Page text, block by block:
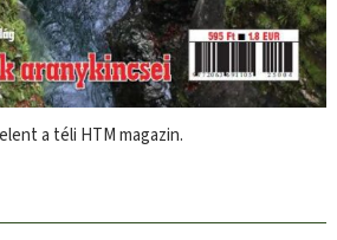
a téli HTM magazin.